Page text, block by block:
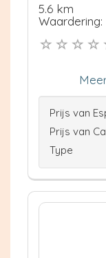
5.6 km
Waardering:
Prijs van
Prijs van
Type